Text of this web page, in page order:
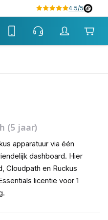
4.5/5
(5 jaar)
apparatuur via één
dashboard. Hier
Cloudpath en Ruckus
licentie voor 1